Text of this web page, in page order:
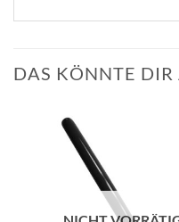
DAS KÖNNTE